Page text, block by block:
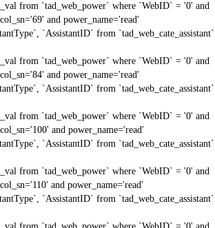
from `tad_web_power` where `WebID` = '0' and
and power_name='read'
`AssistantID` from `tad_web_cate_assistant`
from `tad_web_power` where `WebID` = '0' and
and power_name='read'
`AssistantID` from `tad_web_cate_assistant`
from `tad_web_power` where `WebID` = '0' and
and power_name='read'
`AssistantID` from `tad_web_cate_assistant`
from `tad_web_power` where `WebID` = '0' and
and power_name='read'
`AssistantID` from `tad_web_cate_assistant`